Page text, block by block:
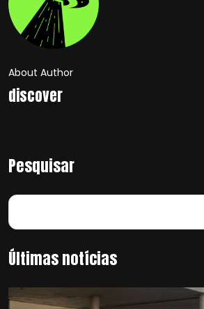
About Author
discover
Pesquisar
Últimas notícias